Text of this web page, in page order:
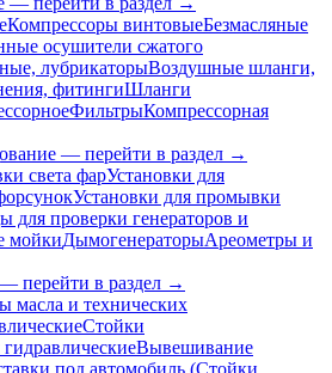
Компрессоры винтовыеБезмасляные
осушители сжатого
лубрикаторыВоздушные шланги,
фитингиШланги
ФильтрыКомпрессорная
— перейти в раздел →
света фарУстановки для
Установки для промывки
для проверки генераторов и
мойкиДымогенераторыАреометры и
перейти в раздел →
масла и технических
Стойки
Вывешивание
под автомобиль (Стойки